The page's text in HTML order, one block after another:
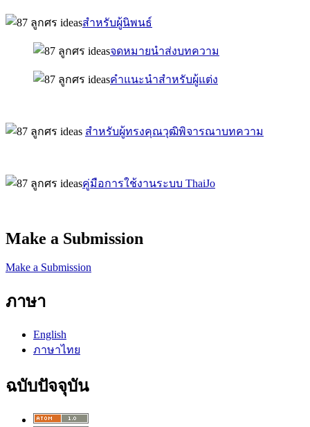
สำหรับผู้นิพนธ์
จดหมายนำส่งบทความ
คำแนะนำสำหรับผู้แต่ง
สำหรับผู้ทรงคุณวุฒิพิจารณาบทความ
คู่มือการใช้งานระบบ ThaiJo
Make a Submission
Make a Submission
ภาษา
English
ภาษาไทย
ฉบับปัจจุบัน